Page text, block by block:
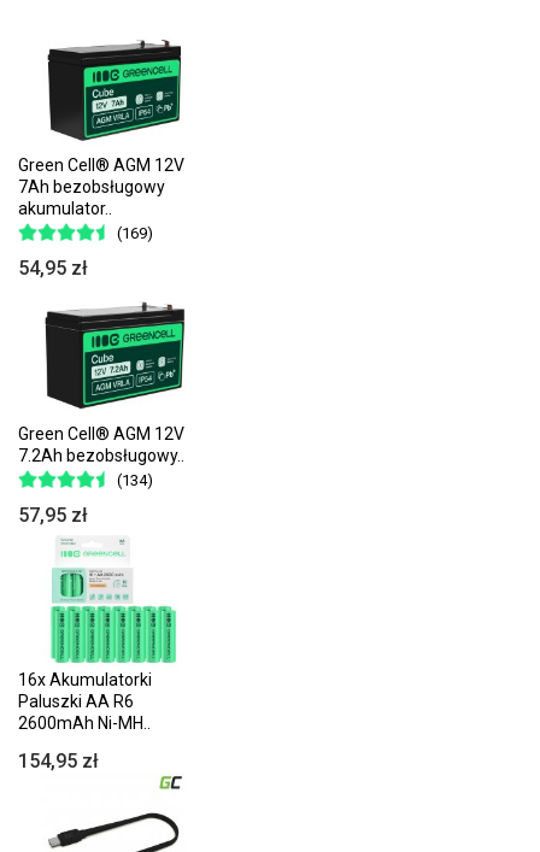
Green Cell® AGM 12V
7Ah bezobsługowy
akumulator..
(169)
54,95 zł
Green Cell® AGM 12V
7.2Ah bezobsługowy..
(134)
57,95 zł
16x Akumulatorki
Paluszki AA R6
2600mAh Ni-MH..
154,95 zł